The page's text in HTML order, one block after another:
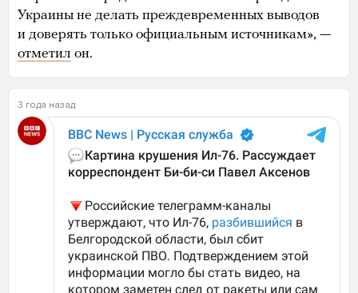
Украины не делать преждевременных выводов
и доверять только официальным источникам», —
отметил он.
3 года назад